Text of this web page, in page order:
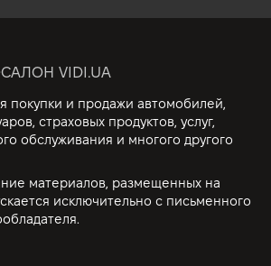
VIDI.UA
покупки и продажи автомобилей,
страховых продуктов, услуг,
обслуживания и многого другого
материалов, размещенных на
исключительно с письменного